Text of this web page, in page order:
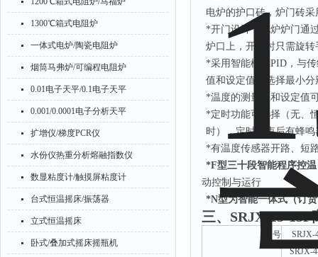
1300℃箱式电阻炉
一体式电炉/陶瓷电阻炉
烟筒马弗炉/可编程电阻炉
0.01电子天平/0.1电子天平
0.001/0.0001电子分析天平
扩增仪/梯度PCR仪
水份仪热重分析熔融指数仪
数显粘度计/触摸屏粘度计
台式恒温摇床/振荡器
立式恒温摇床
卧式/叠加式摇床摇瓶机
电炉的护口砖，炉门砖
*开门设计，电炉炉门通
炉口上，开启时只需旋
*采用智能模糊PID，与
值和设定值可选择最小
*温度的测量值和设定值
*定时功能可选择（无、
时），定时结束后有蜂
*有温度传感器开路、短
*F型三十段智能程序控温
动控制与运行
*N型为智能一体式（订
三、 SRJX-15-
号
SRJX-
SRJX-